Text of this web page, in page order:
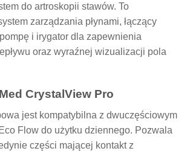
do artroskopii stawów. To
zarządzania płynami, łączący
i irygator dla zapewnienia
oraz wyraźnej wizualizacji pola
CrystalView Pro
jest kompatybilna z dwuczęściowym
Flow do użytku dziennego. Pozwala
części mającej kontakt z